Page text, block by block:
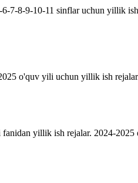
7-8-9-10-11 sinflar uchun
o'quv yili uchun yillik ish
yillik ish rejalar. 2024-